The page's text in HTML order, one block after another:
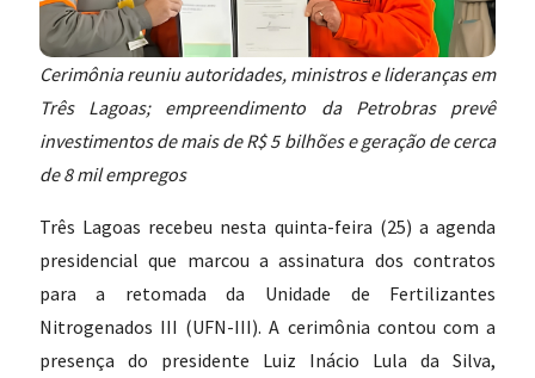
Cerimônia reuniu autoridades, ministros e lideranças em
Três Lagoas; empreendimento da Petrobras prevê
investimentos de mais de R$ 5 bilhões e geração de cerca
de 8 mil empregos
Três Lagoas recebeu nesta quinta-feira (25) a agenda
presidencial que marcou a assinatura dos contratos
para a retomada da Unidade de Fertilizantes
Nitrogenados III (UFN-III). A cerimônia contou com a
presença do presidente Luiz Inácio Lula da Silva,